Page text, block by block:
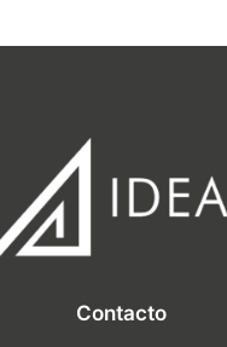
Contacto